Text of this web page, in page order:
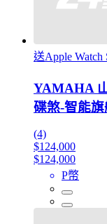
送Apple Watch
YAMAHA
碟煞-智能旗
(4)
$124,000
$124,000
P幣